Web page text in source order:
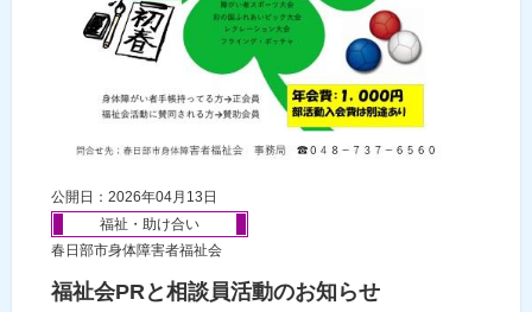
公開日：2026年04月13日
福祉・助け合い
春日部市身体障害者福祉会
福祉会PRと相談員活動のお知らせ